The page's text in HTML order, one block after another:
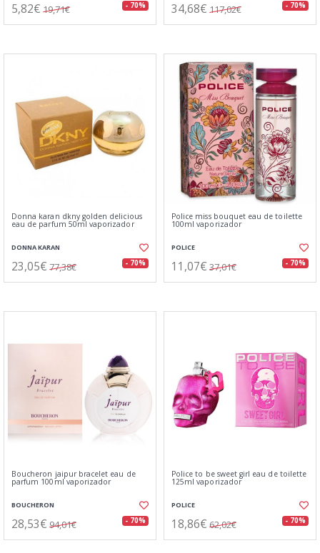
5,82€ 19,71€ - 70% 34,68€ 117,02€ - 70%
Donna karan dkny golden delicious
eau de parfum 50ml vaporizador
DONNA KARAN
23,05€ 77,38€ - 70%
Police miss bouquet eau de toilette
100ml vaporizador
POLICE
11,07€ 37,01€ - 70%
Boucheron jaipur bracelet eau de
parfum 100ml vaporizador
BOUCHERON
28,53€ 94,01€ - 70%
Police to be sweet girl eau de toilette
125ml vaporizador
POLICE
18,86€ 62,02€ - 70%